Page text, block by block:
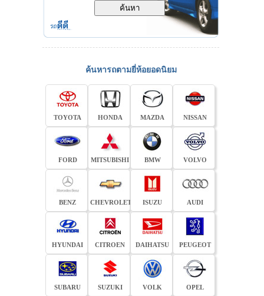
ค้นหารถตามยี่ห้อยอดนิยม
TOYOTA HONDA MAZDA NISSAN
FORD MITSUBISHI BMW VOLVO
BENZ CHEVROLET ISUZU AUDI
HYUNDAI CITROEN DAIHATSU PEUGEOT
SUBARU SUZUKI VOLK OPEL